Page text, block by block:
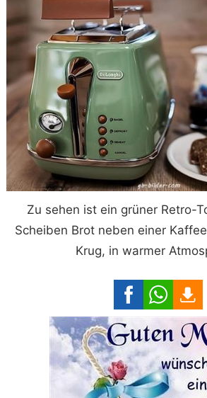
Zu sehen ist ein grüner Retro-
Scheiben Brot neben einer
Krug, in warmer